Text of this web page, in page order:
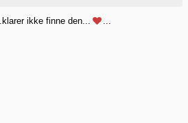
ikke finne den... ...